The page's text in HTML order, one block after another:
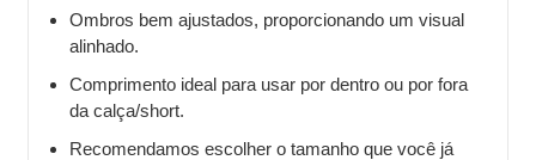
Ombros bem ajustados, proporcionando um visual
alinhado.
Comprimento ideal para usar por dentro ou por fora
da calça/short.
Recomendamos escolher o tamanho que você já